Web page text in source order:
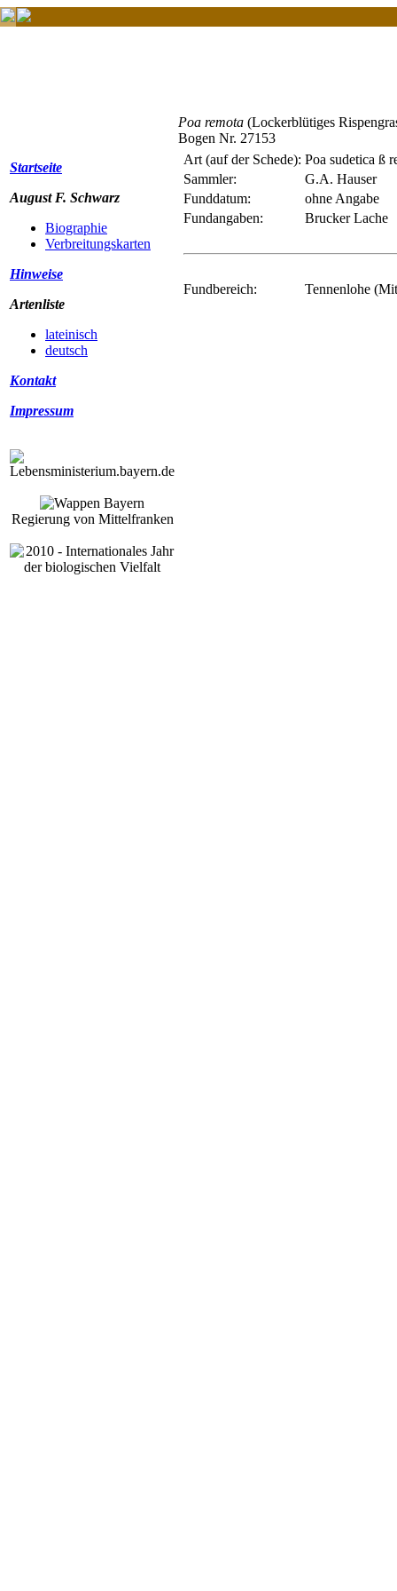
Startseite
August F. Schwarz
Biographie
Verbreitungskarten
Hinweise
Artenliste
lateinisch
deutsch
Kontakt
Impressum
Regierung von Mittelfranken
Poa remota (Lockerblütiges
Bogen Nr. 27153
Art (auf der Schede): Poa sudetica ß
Sammler:
G.A. Hauser
Funddatum:
ohne Angabe
Fundangaben:
Brucker Lache
Fundbereich: Tennenlohe